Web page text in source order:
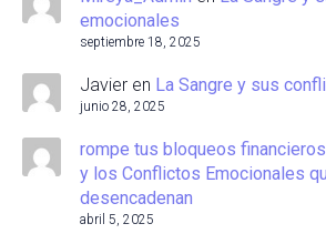
emocionales
septiembre 18, 2025
Javier en La Sangre y sus
junio 28, 2025
rompe tus bloqueos financieros
y los Conflictos Emocionales
desencadenan
abril 5, 2025